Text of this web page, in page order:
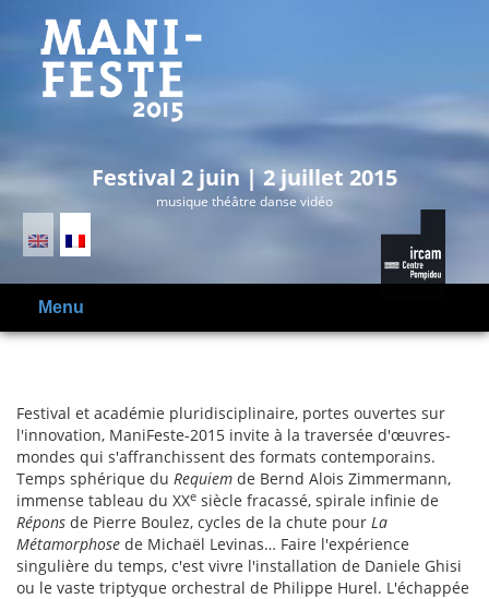
Festival 2 juin | 2 juillet 2015
musique théâtre danse vidéo
Menu
Festival et académie pluridisciplinaire, portes ouvertes sur
l'innovation, ManiFeste-2015 invite à la traversée d'œuvres-
mondes qui s'affranchissent des formats contemporains.
Temps sphérique du Requiem de Bernd Alois Zimmermann,
immense tableau du XXe siècle fracassé, spirale infinie de
Répons de Pierre Boulez, cycles de la chute pour La
Métamorphose de Michaël Levinas… Faire l'expérience
singulière du temps, c'est vivre l'installation de Daniele Ghisi
ou le vaste triptyque orchestral de Philippe Hurel. L'échappée